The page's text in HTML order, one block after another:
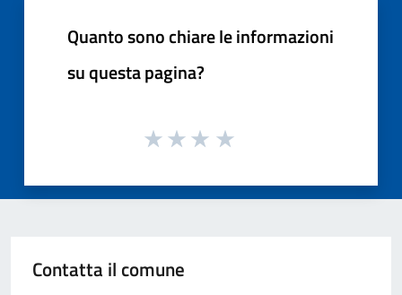
Quanto sono chiare le informazioni
su questa pagina?
Contatta il comune